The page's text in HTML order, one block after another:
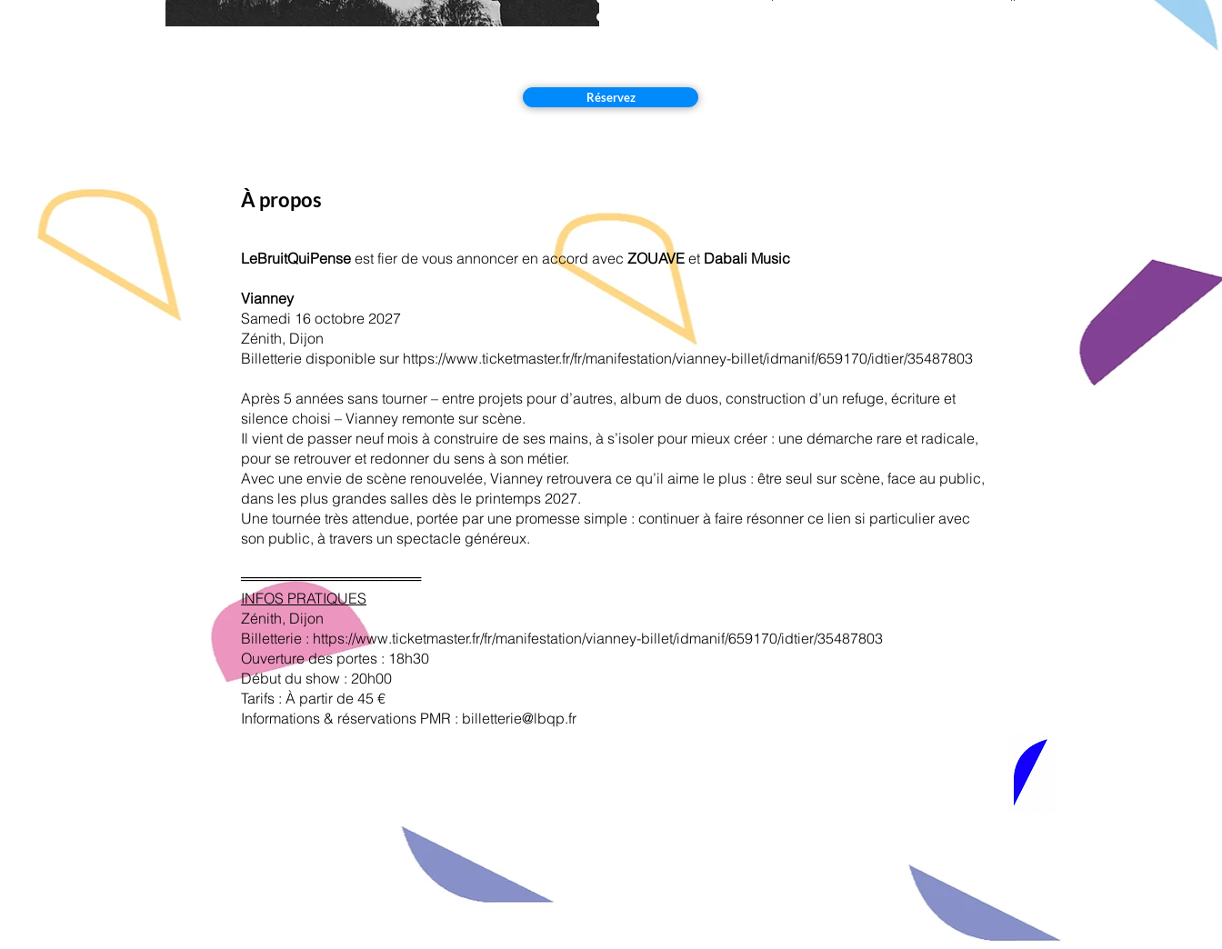
Réservez
À propos
LeBruitQuiPense est fier de vous annoncer en accord avec ZOUAVE et Dabali Music
Vianney
Samedi 16 octobre 2027
Zénith, Dijon
Billetterie disponible sur https://www.ticketmaster.fr/fr/manifestation/vianney-billet/idmanif/659170/idtier/35487803
Après 5 années sans tourner – entre projets pour d’autres, album de duos, construction d’un refuge, écriture et
silence choisi – Vianney remonte sur scène.
Il vient de passer neuf mois à construire de ses mains, à s’isoler pour mieux créer : une démarche rare et radicale,
pour se retrouver et redonner du sens à son métier.
Avec une envie de scène renouvelée, Vianney retrouvera ce qu’il aime le plus : être seul sur scène, face au public,
dans les plus grandes salles dès le printemps 2027.
Une tournée très attendue, portée par une promesse simple : continuer à faire résonner ce lien si particulier avec
son public, à travers un spectacle généreux.
══════════════════
INFOS PRATIQUES
Zénith, Dijon
Billetterie : https://www.ticketmaster.fr/fr/manifestation/vianney-billet/idmanif/659170/idtier/35487803
Ouverture des portes : 18h30
Début du show : 20h00
Tarifs : À partir de 45 €
Informations & réservations PMR : billetterie@lbqp.fr